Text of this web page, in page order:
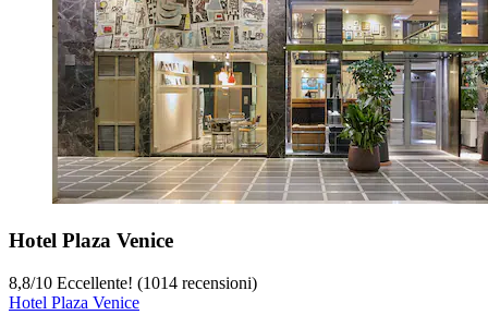
Hotel Plaza Venice
8,8/10 Eccellente! (1014 recensioni)
Hotel Plaza Venice